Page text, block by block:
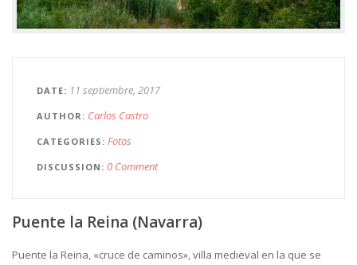
DATE 11 septiembre, 2017
AUTHOR Carlos Castro
CATEGORIES Fotos
DISCUSSION 0 Comment
Puente la Reina (Navarra)
Puente la Reina, «cruce de caminos», villa medieval en la que se